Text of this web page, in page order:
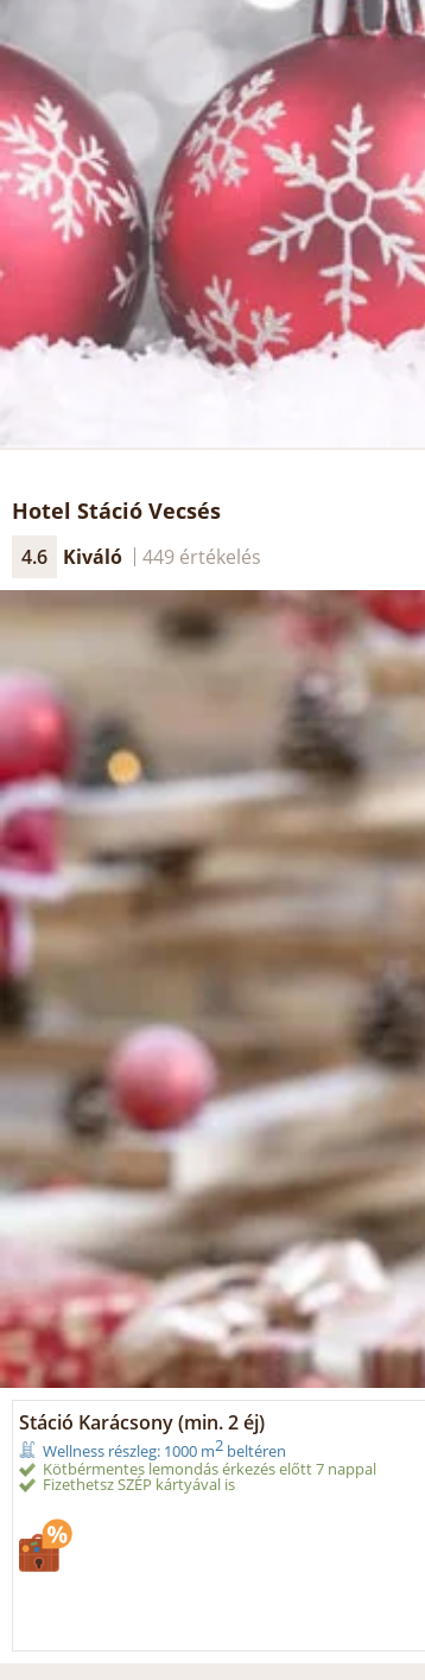
Hotel Stáció Vecsés
4.6 Kiváló 449 értékelés
Stáció Karácsony (min. 2 éj)
Wellness részleg: 1000 m2 beltéren
Kötbérmentes lemondás érkezés előtt 7 nappal
Fizethetsz SZÉP kártyával is